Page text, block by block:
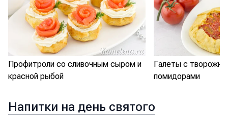
Профитроли со сливочным сыром и
красной рыбой
Галеты с
помидорами
Напитки на день святого